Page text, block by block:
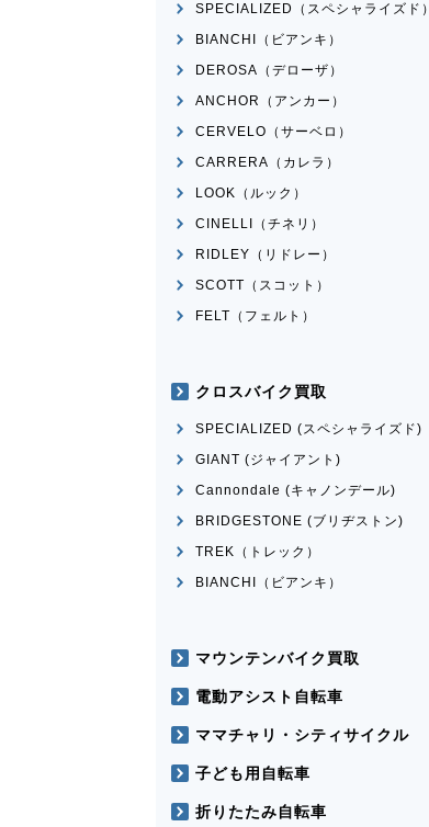
SPECIALIZED（スペシャライズド）
BIANCHI（ビアンキ）
DEROSA（デローザ）
ANCHOR（アンカー）
CERVELO（サーベロ）
CARRERA（カレラ）
LOOK（ルック）
CINELLI（チネリ）
RIDLEY（リドレー）
SCOTT（スコット）
FELT（フェルト）
クロスバイク買取
SPECIALIZED (スペシャライズド)
GIANT (ジャイアント)
Cannondale (キャノンデール)
BRIDGESTONE (ブリヂストン)
TREK（トレック）
BIANCHI（ビアンキ）
マウンテンバイク買取
電動アシスト自転車
ママチャリ・シティサイクル
子ども用自転車
折りたたみ自転車